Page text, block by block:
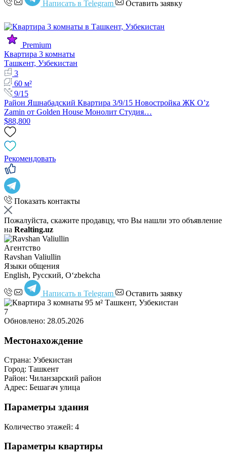
Написать в Telegram Оставить заявку
Premium
Квартира 3 комнаты
Ташкент, Узбекистан
3
60 м²
9/15
Район Яшнабадский Квартира 3/9/15 Новостройка ЖК O’z
Zamin от Golden House Монолит Студия…
$88,800
Рекомендовать
Показать контакты
Пожалуйста, скажите продавцу, что Вы нашли это объявление
на Realting.uz
Агентство
Ravshan Valiullin
Языки общения
English, Русский, Oʻzbekcha
Написать в Telegram Оставить заявку
7
Обновлено: 28.05.2026
Местонахождение
Страна: Узбекистан
Город: Ташкент
Район: Чиланзарский район
Адрес: Бешагач улица
Параметры здания
Количество этажей: 4
Параметры квартиры